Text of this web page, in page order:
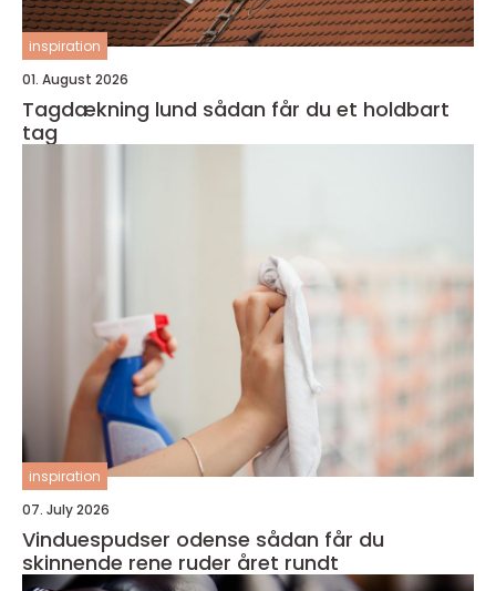
inspiration
01. August 2026
Tagdækning lund sådan får du et holdbart
tag
inspiration
07. July 2026
Vinduespudser odense sådan får du
skinnende rene ruder året rundt